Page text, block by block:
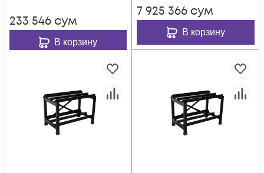
233 546 сум
В корзину
7 925 366 сум
В корзину